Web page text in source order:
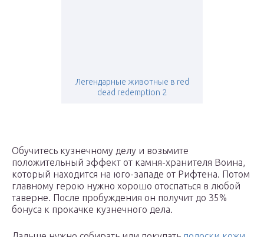
Легендарные животные в red
dead redemption 2
Обучитесь кузнечному делу и возьмите
положительный эффект от камня-хранителя Воина,
который находится на юго-западе от Рифтена. Потом
главному герою нужно хорошо отоспаться в любой
таверне. После пробуждения он получит до 35%
бонуса к прокачке кузнечного дела.